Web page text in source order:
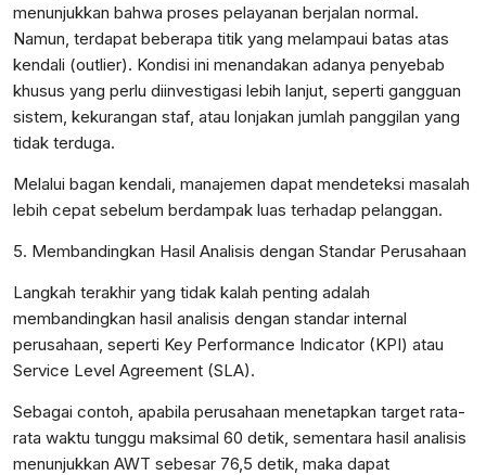
menunjukkan bahwa proses pelayanan berjalan normal.
Namun, terdapat beberapa titik yang melampaui batas atas
kendali (outlier). Kondisi ini menandakan adanya penyebab
khusus yang perlu diinvestigasi lebih lanjut, seperti gangguan
sistem, kekurangan staf, atau lonjakan jumlah panggilan yang
tidak terduga.
Melalui bagan kendali, manajemen dapat mendeteksi masalah
lebih cepat sebelum berdampak luas terhadap pelanggan.
5. Membandingkan Hasil Analisis dengan Standar Perusahaan
Langkah terakhir yang tidak kalah penting adalah
membandingkan hasil analisis dengan standar internal
perusahaan, seperti Key Performance Indicator (KPI) atau
Service Level Agreement (SLA).
Sebagai contoh, apabila perusahaan menetapkan target rata-
rata waktu tunggu maksimal 60 detik, sementara hasil analisis
menunjukkan AWT sebesar 76,5 detik, maka dapat